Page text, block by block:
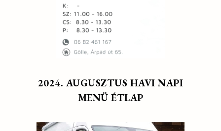
2024. AUGUSZTUS HAVI NAPI
MENÜ ÉTLAP